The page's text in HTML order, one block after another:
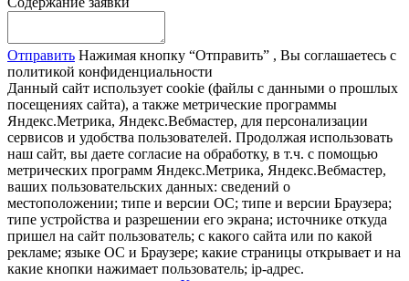
Отправить Нажимая кнопку “Отправить” , Вы соглашаетесь с
политикой конфиденциальности
Данный сайт использует cookie (файлы с данными о прошлых
посещениях сайта), а также метрические программы
Яндекс.Метрика, Яндекс.Вебмастер, для персонализации
сервисов и удобства пользователей. Продолжая использовать
наш сайт, вы даете согласие на обработку, в т.ч. с помощью
метрических программ Яндекс.Метрика, Яндекс.Вебмастер,
ваших пользовательских данных: сведений о
местоположении; типе и версии ОС; типе и версии Браузера;
типе устройства и разрешении его экрана; источнике откуда
пришел на сайт пользователь; с какого сайта или по какой
рекламе; языке ОС и Браузере; какие страницы открывает и на
какие кнопки нажимает пользователь; ip-адрес.